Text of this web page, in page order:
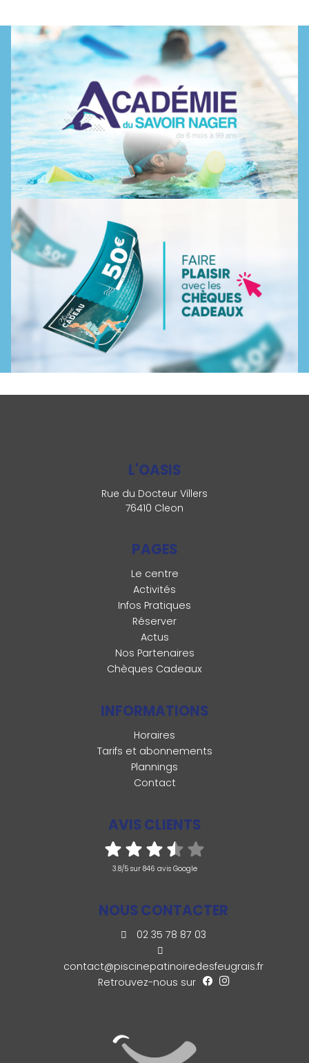
L'OASIS
Rue du Docteur Villers
76410 Cleon
PAGES
Le centre
Activités
Infos Pratiques
Réserver
Actus
Nos Partenaires
Chèques Cadeaux
INFORMATIONS
Horaires
Tarifs et abonnements
Plannings
Contact
AVIS CLIENTS
3.8/5 sur 846 avis Google
NOUS CONTACTER
02 35 78 87 03
contact@piscinepatinoiredesfeugrais.fr
Retrouvez-nous sur